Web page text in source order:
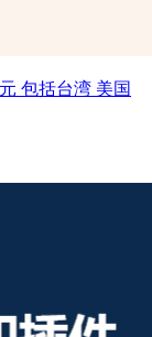
包括台湾 美国